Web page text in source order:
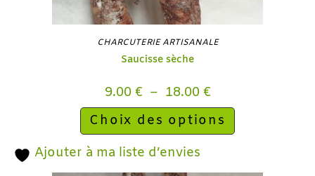
CHARCUTERIE ARTISANALE
Saucisse sèche
9.00 € – 18.00 €
Choix des options
Ajouter à ma liste d’envies